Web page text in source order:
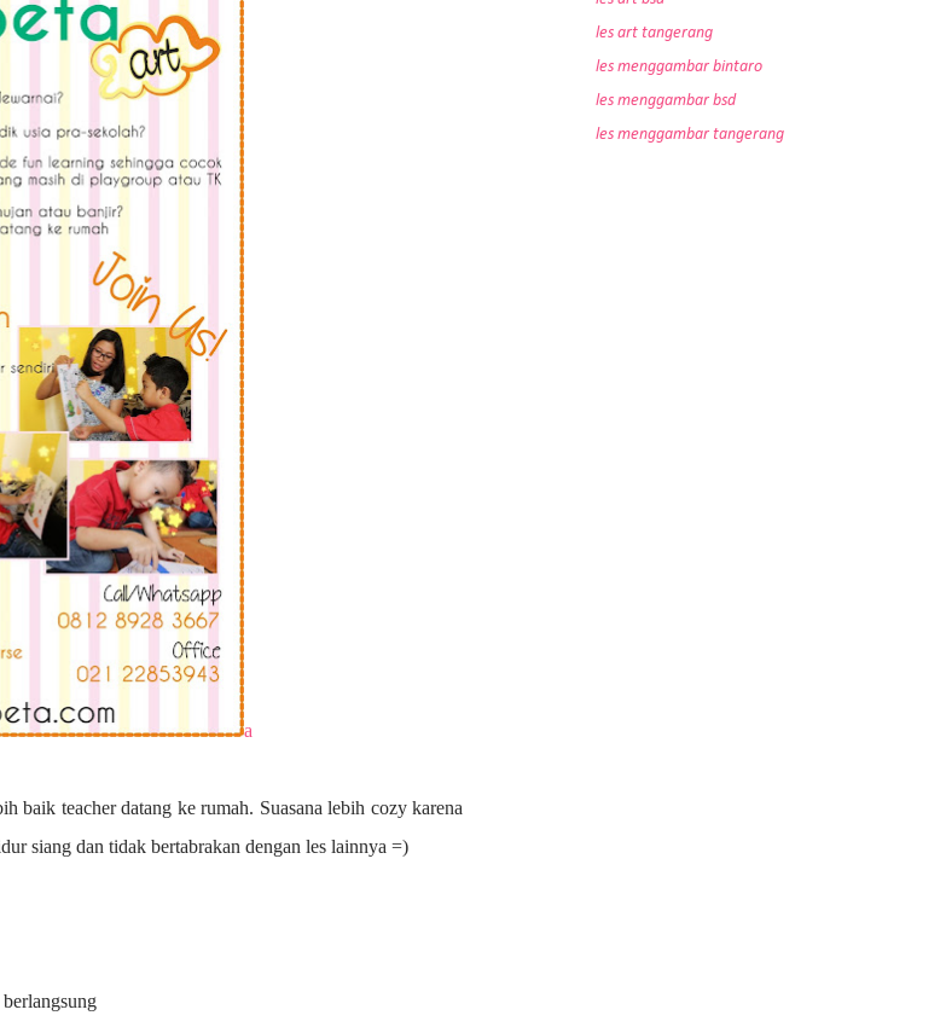
a
baik teacher datang ke rumah. Suasana lebih cozy karena
siang dan tidak bertabrakan dengan les lainnya =)
les art tangerang
les menggambar bintaro
les menggambar bsd
les menggambar tangerang